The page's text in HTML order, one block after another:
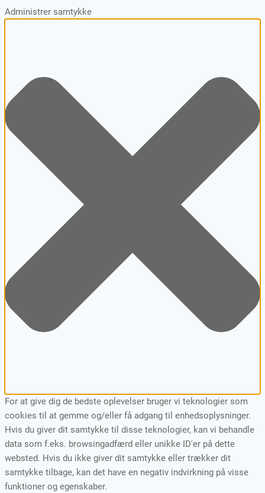
Administrer samtykke
For at give dig de bedste oplevelser bruger vi teknologier som
cookies til at gemme og/eller få adgang til enhedsoplysninger.
Hvis du giver dit samtykke til disse teknologier, kan vi behandle
data som f.eks. browsingadfærd eller unikke ID'er på dette
websted. Hvis du ikke giver dit samtykke eller trækker dit
samtykke tilbage, kan det have en negativ indvirkning på visse
funktioner og egenskaber.